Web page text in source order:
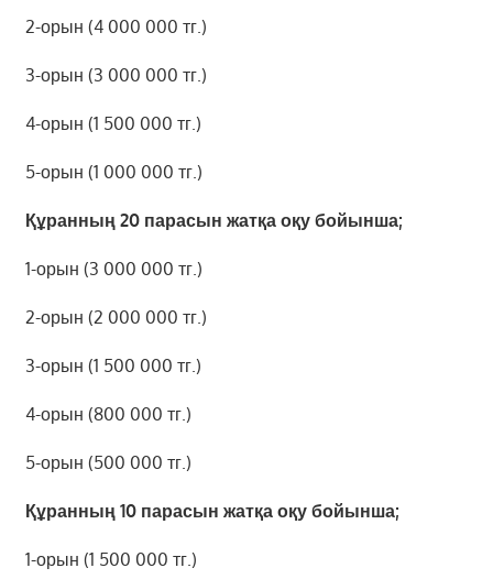
2-орын (4 000 000 тг.)
3-орын (3 000 000 тг.)
4-орын (1 500 000 тг.)
5-орын (1 000 000 тг.)
Құранның 20 парасын жатқа оқу бойынша;
1-орын (3 000 000 тг.)
2-орын (2 000 000 тг.)
3-орын (1 500 000 тг.)
4-орын (800 000 тг.)
5-орын (500 000 тг.)
Құранның 10 парасын жатқа оқу бойынша;
1-орын (1 500 000 тг.)